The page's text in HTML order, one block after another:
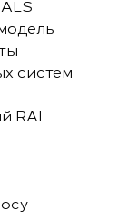
систем
RAL